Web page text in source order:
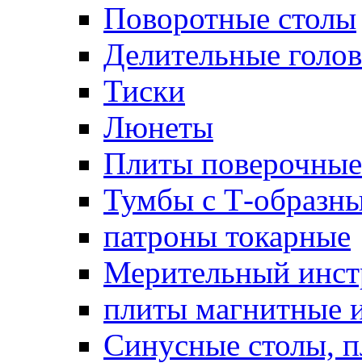
Поворотные столы
Делительные
Тиски
Люнеты
Плиты поверочные
Тумбы с Т-
патроны токарные
Мерительный
плиты магнитные
Синусные столы,